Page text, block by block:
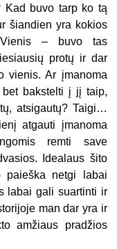
Kad buvo tarp ko tą
šiandien yra kokios
– buvo tas
protų ir dar
vienis. Ar įmanoma
bakstelti į jį taip,
atsigautų? Taigi…
atgauti įmanoma
remti save
Idealaus šito
netgi labai
labai gali suartinti ir
man dar yra ir
amžiaus pradžios